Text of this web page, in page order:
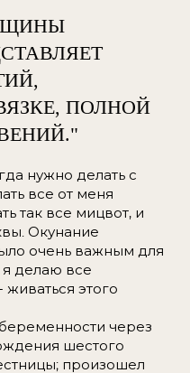
ПОЛНОЙ
нужно делать с
все от меня
так все мицвот, и
Окунание
очень важным для
я делаю все
этого
через
шестого
произошел